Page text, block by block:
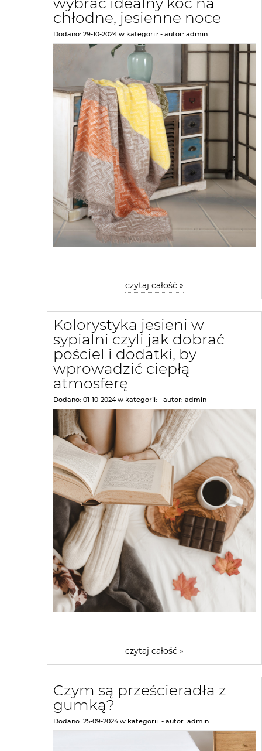
chłodne, jesienne noce
Dodano: 29-10-2024w kategorii: - autor: admin
czytaj całość »
Kolorystyka jesieni w
sypialni czyli jak dobrać
pościel i dodatki, by
wprowadzić ciepłą
atmosferę
Dodano: 01-10-2024w kategorii: - autor: admin
czytaj całość »
Czym są prześcieradła z
gumką?
Dodano: 25-09-2024w kategorii: - autor: admin